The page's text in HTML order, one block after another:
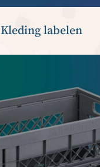
Kleding labelen